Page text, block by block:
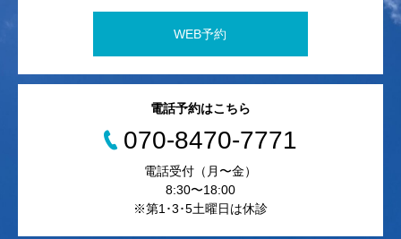
WEB予約
電話予約はこちら
070-8470-7771
電話受付（月〜金）
8:30〜18:00
※第1･3･5土曜日は休診